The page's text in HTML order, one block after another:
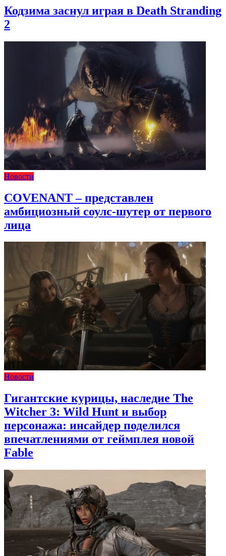
Кодзима заснул играя в Death Stranding
2
Новости
COVENANT – представлен
амбициозный соулс-шутер от первого
лица
Новости
Гигантские курицы, наследие The
Witcher 3: Wild Hunt и выбор
персонажа: инсайдер поделился
впечатлениями от геймплея новой
Fable